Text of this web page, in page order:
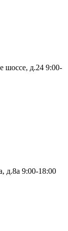
шоссе, д.24 9:00-
д.8а 9:00-18:00